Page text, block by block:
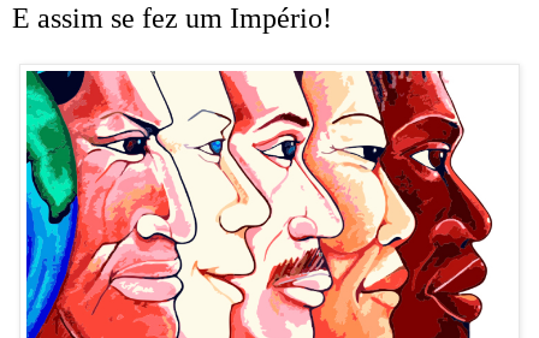
E assim se fez um Império!